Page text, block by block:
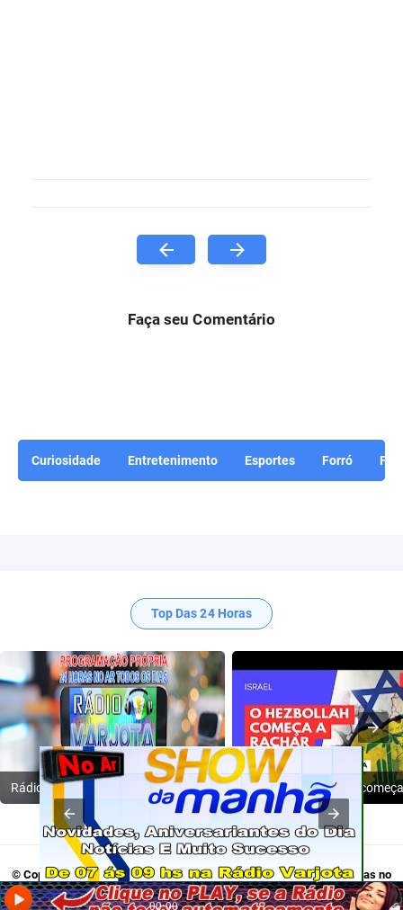
Faça seu Comentário
Curiosidade Entretenimento Esportes Forró
Top Das 24 Horas
Rádio Varjota: ((( Escute AQUI ))) | Conheça a Nossa Programação
© Copyright 2009-2024Rádio Varjota - Programação Própria, 24 Horas no
Ar. Acesse:Twitter,Tik Tok